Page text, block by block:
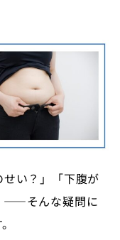
せい？」「下腹が
――そんな疑問に